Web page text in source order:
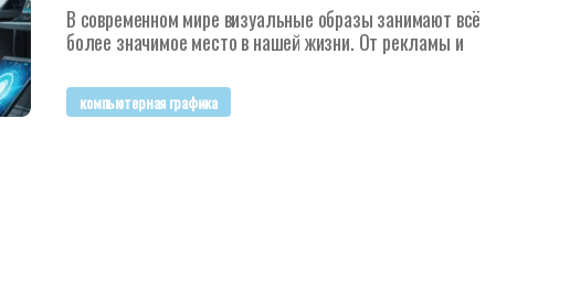
В современном мире визуальные образы занимают всё
более значимое место в нашей жизни. От рекламы и
компьютерная графика